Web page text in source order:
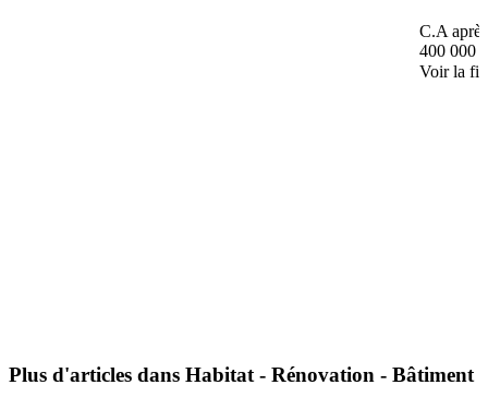
C.A
400 000 €
Voir la
Plus d'articles dans Habitat - Rénovation - Bâtiment